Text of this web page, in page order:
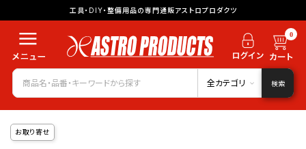
工具・DIY・整備用品の専門通販アストロプロダクツ
0
全カテゴリ 検索
お取り寄せ